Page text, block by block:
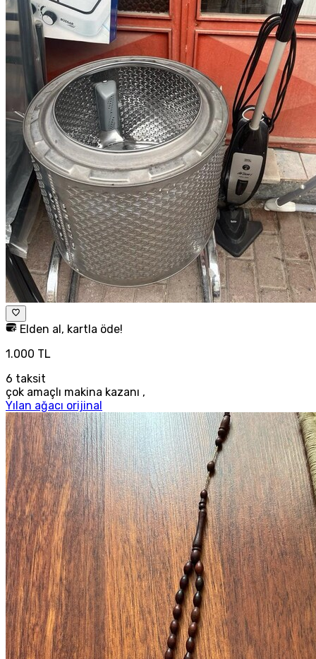
Elden al, kartla öde!
1.000 TL
6 taksit
çok amaçlı makina kazanı ,
Yılan ağacı orijinal